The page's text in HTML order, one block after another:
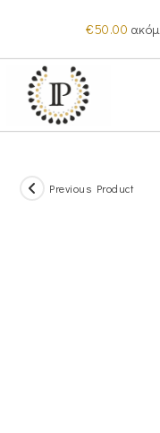
content
€50.00
Previous Product